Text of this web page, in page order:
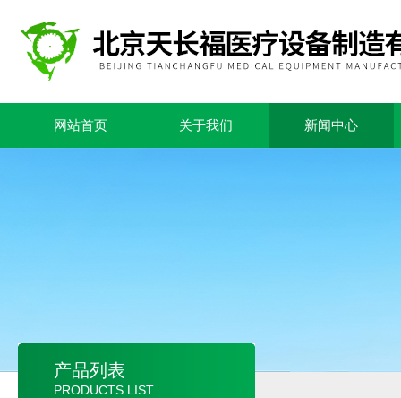
网站首页 关于我们 新闻中心
产品列表
PRODUCTS LIST